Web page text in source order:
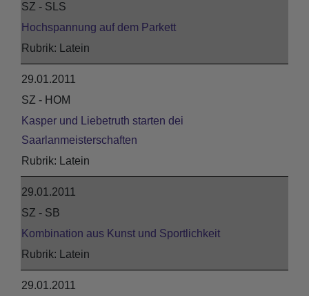
SZ - SLS
Hochspannung auf dem Parkett
Latein
29.01.2011
SZ - HOM
Kasper und Liebetruth starten dei
Saarlanmeisterschaften
Latein
29.01.2011
SZ - SB
Kombination aus Kunst und Sportlichkeit
Latein
29.01.2011